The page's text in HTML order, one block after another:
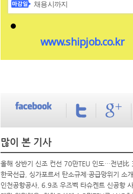
많이 본 기사
한국선급, 싱가포르서 탄소규제·공급망위기 소개